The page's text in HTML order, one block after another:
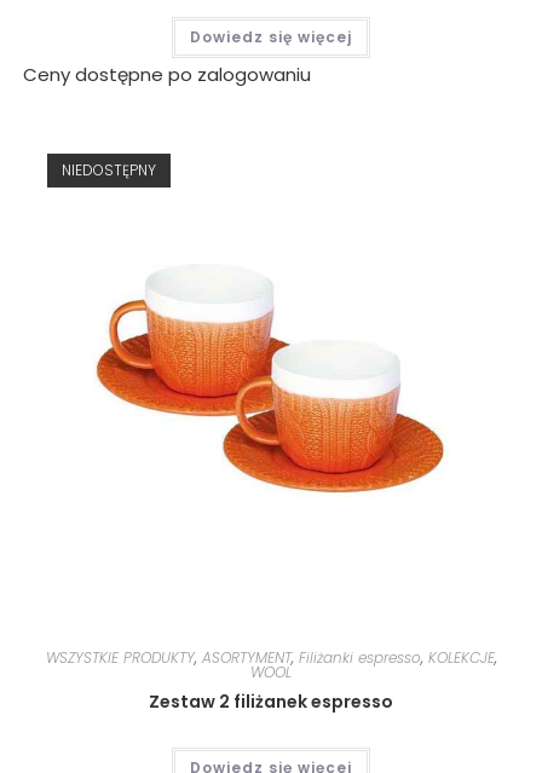
Dowiedz się więcej
Ceny dostępne po zalogowaniu
NIEDOSTĘPNY
WSZYSTKIE PRODUKTY, ASORTYMENT, Filiżanki espresso, KOLEKCJE,
WOOL
Zestaw 2 filiżanek espresso
Dowiedz się więcej